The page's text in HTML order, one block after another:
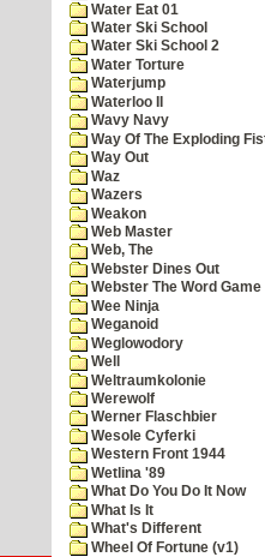
Water Eat 01
Water Ski School
Water Ski School 2
Water Torture
Waterjump
Waterloo II
Wavy Navy
Way Of The Exploding
Way Out
Waz
Wazers
Weakon
Web Master
Web, The
Webster Dines Out
Webster The Word Game
Wee Ninja
Weganoid
Weglowodory
Well
Weltraumkolonie
Werewolf
Werner Flaschbier
Wesole Cyferki
Western Front 1944
Wetlina '89
What Do You Do It Now
What Is It
What's Different
Wheel Of Fortune (v1)